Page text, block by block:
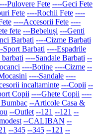
Pulovere Fete ----Geci Fete
Fete ----Rochii Fete ----
----Accesorii Fete ----
fete ---Bebeluși ---Genti
Barbati ----Cizme Barbati
Sport Barbati ----Espadrile
----Sandale Barbati --
----Botine ----Cizme --
----Sandale ----
incaltaminte ---Copii --
Copii ----Ghete Copii ----
--Articole Casa &
--Outlet --121 --121 --
--CALIBAN --
--345 --345 --121 --